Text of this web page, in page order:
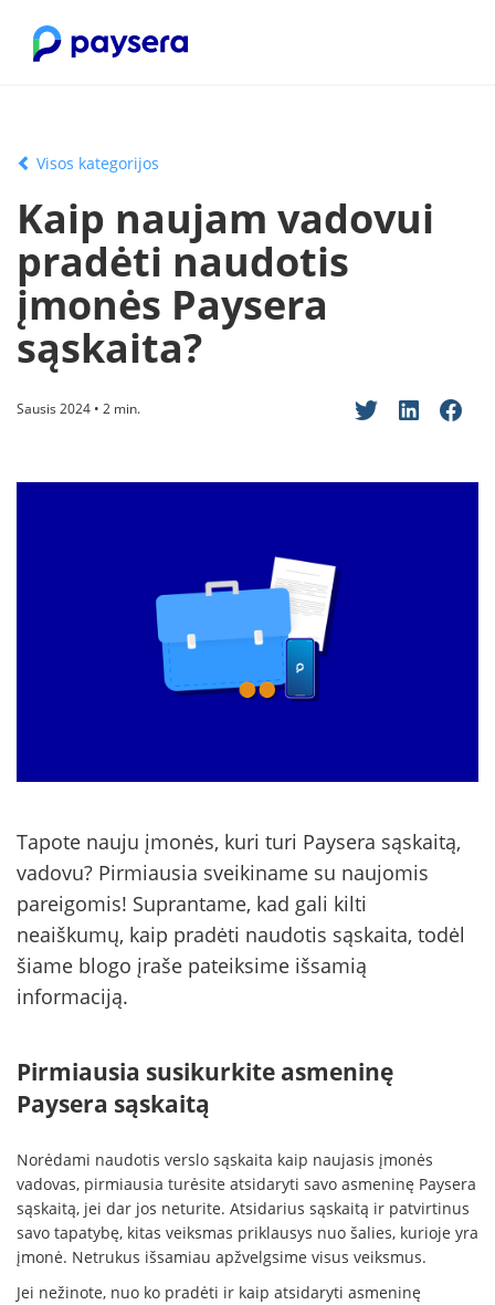
Visos kategorijos
Kaip naujam vadovui
pradėti naudotis
įmonės Paysera
sąskaita?
Sausis 2024 • 2 min.
Tapote nauju įmonės, kuri turi Paysera sąskaitą,
vadovu? Pirmiausia sveikiname su naujomis
pareigomis! Suprantame, kad gali kilti
neaiškumų, kaip pradėti naudotis sąskaita, todėl
šiame blogo įraše pateiksime išsamią
informaciją.
Pirmiausia susikurkite asmeninę
Paysera sąskaitą
Norėdami naudotis verslo sąskaita kaip naujasis įmonės
vadovas, pirmiausia turėsite atsidaryti savo asmeninę Paysera
sąskaitą, jei dar jos neturite. Atsidarius sąskaitą ir patvirtinus
savo tapatybę, kitas veiksmas priklausys nuo šalies, kurioje yra
įmonė. Netrukus išsamiau apžvelgsime visus veiksmus.
Jei nežinote, nuo ko pradėti ir kaip atsidaryti asmeninę